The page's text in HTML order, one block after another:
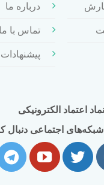
درباره ما
تماس با ما
نماد اعتماد الکترونیکی
شبکه‌های اجتماعی دنبال